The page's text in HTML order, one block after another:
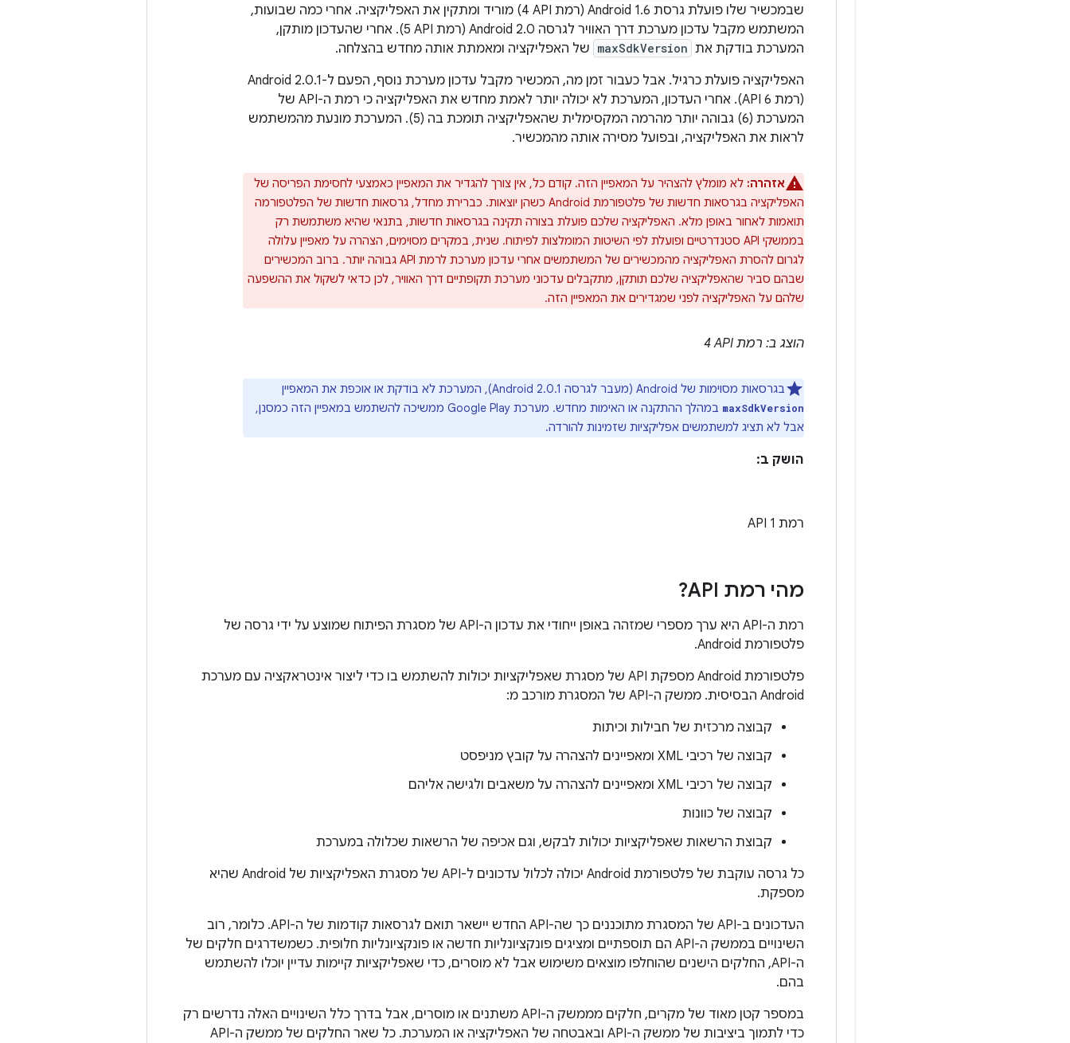
שבמכשיר שלו פועלת גרסת Android 1.6 (רמת API‏ 4) מוריד ומתקין את האפליקציה. אחרי כמה שבועות,
המשתמש מקבל עדכון מערכת דרך האוויר לגרסה Android 2.0 (רמת API‏ 5). אחרי שהעדכון מותקן,
המערכת בודקת את maxSdkVersion של האפליקציה ומאמתת אותה מחדש בהצלחה.
האפליקציה פועלת כרגיל. אבל כעבור זמן מה, המכשיר מקבל עדכון מערכת נוסף, הפעם ל-Android 2.0.1
(רמת API 6). אחרי העדכון, המערכת לא יכולה יותר לאמת מחדש את האפליקציה כי רמת ה-API של
המערכת (6) גבוהה יותר מהרמה המקסימלית שהאפליקציה תומכת בה (5). המערכת מונעת מהמשתמש
לראות את האפליקציה, ובפועל מסירה אותה מהמכשיר.
אזהרה: לא מומלץ להצהיר על המאפיין הזה. קודם כל, אין צורך להגדיר את המאפיין כאמצעי לחסימת הפריסה של
האפליקציה בגרסאות חדשות של פלטפורמת Android כשהן יוצאות. כברירת מחדל, גרסאות חדשות של הפלטפורמה
תואמות לאחור באופן מלא. האפליקציה שלכם פועלת בצורה תקינה בגרסאות חדשות, בתנאי שהיא משתמשת רק
בממשקי API סטנדרטיים ופועלת לפי השיטות המומלצות לפיתוח. שנית, במקרים מסוימים, הצהרה על מאפיין עלולה
לגרום להסרת האפליקציה מהמכשירים של המשתמשים אחרי עדכון מערכת לרמת API גבוהה יותר. ברוב המכשירים
שבהם סביר שהאפליקציה שלכם תותקן, מתקבלים עדכוני מערכת תקופתיים דרך האוויר, לכן כדאי לשקול את ההשפעה
שלהם על האפליקציה לפני שמגדירים את המאפיין הזה.
הוצג ב: רמת API‏ 4
בגרסאות מסוימות של Android (מעבר לגרסה Android 2.0.1), המערכת לא בודקת או אוכפת את המאפיין
maxSdkVersion
במהלך ההתקנה או האימות מחדש. מערכת Google Play ממשיכה להשתמש במאפיין הזה כמסנן,
אבל לא תציג למשתמשים אפליקציות שזמינות להורדה.
הושק ב:
רמת API 1
מהי רמת API?
רמת ה-API היא ערך מספרי שמזהה באופן ייחודי את עדכון ה-API של מסגרת הפיתוח שמוצע על ידי גרסה של
פלטפורמת Android.
פלטפורמת Android מספקת API של מסגרת שאפליקציות יכולות להשתמש בו כדי ליצור אינטראקציה עם מערכת
Android הבסיסית. ממשק ה-API של המסגרת מורכב מ:
קבוצה מרכזית של חבילות וכיתות
קבוצה של רכיבי XML ומאפיינים להצהרה על קובץ מניפסט
קבוצה של רכיבי XML ומאפיינים להצהרה על משאבים ולגישה אליהם
קבוצה של כוונות
קבוצת הרשאות שאפליקציות יכולות לבקש, וגם אכיפה של הרשאות שכלולה במערכת
כל גרסה עוקבת של פלטפורמת Android יכולה לכלול עדכונים ל-API של מסגרת האפליקציות של Android שהיא
מספקת.
העדכונים ב-API של המסגרת מתוכננים כך שה-API החדש יישאר תואם לגרסאות קודמות של ה-API. כלומר, רוב
השינויים בממשק ה-API הם תוספתיים ומציגים פונקציונליות חדשה או פונקציונליות חלופית. כשמשדרגים חלקים של
ה-API, החלקים הישנים שהוחלפו מוצאים משימוש אבל לא מוסרים, כדי שאפליקציות קיימות עדיין יוכלו להשתמש
בהם.
במספר קטן מאוד של מקרים, חלקים מממשק ה-API משתנים או מוסרים, אבל בדרך כלל השינויים האלה נדרשים רק
כדי לתמוך ביציבות של ממשק ה-API ובאבטחה של האפליקציה או המערכת. כל שאר החלקים של ממשק ה-API